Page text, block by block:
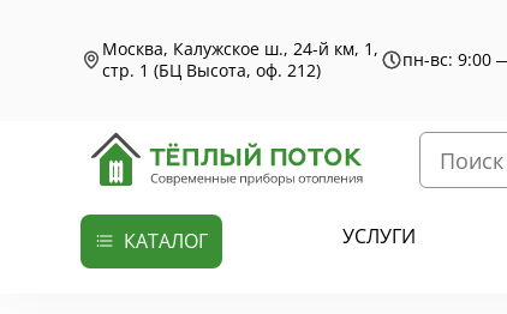
Москва, Калужское ш., 24-й км, 1,
стр. 1 (БЦ Высота, оф. 212)
пн-вс: 9:00
КАТАЛОГ УСЛУГИ